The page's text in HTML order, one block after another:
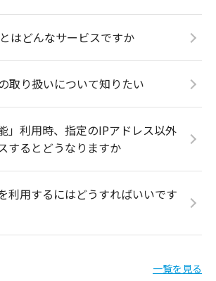
はどんなサービスですか
取り扱いについて知りたい
」利用時、指定のIPアドレス以外
するとどうなりますか
利用するにはどうすればいいです
一覧を見る